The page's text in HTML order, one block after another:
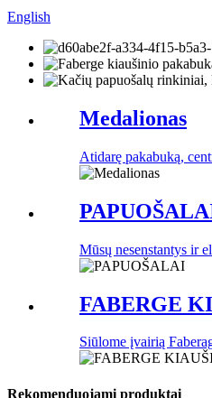
English
Medalionas
Atidarę pakabuką,
Mūsų nesenstantys ir
FABERGE
Siūlome įvairią
Rekomenduojami produktai